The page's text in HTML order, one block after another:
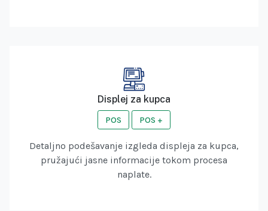
Displej za kupca
POS POS +
Detaljno podešavanje izgleda displeja za kupca,
pružajući jasne informacije tokom procesa
naplate.